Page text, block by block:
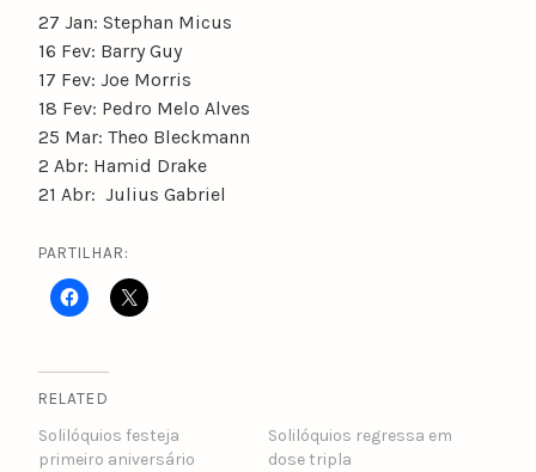
27 Jan: Stephan Micus
16 Fev: Barry Guy
17 Fev: Joe Morris
18 Fev: Pedro Melo Alves
25 Mar: Theo Bleckmann
2 Abr: Hamid Drake
21 Abr: Julius Gabriel
PARTILHAR:
RELATED
Solilóquios festeja
primeiro aniversário
Solilóquios regressa em
dose tripla